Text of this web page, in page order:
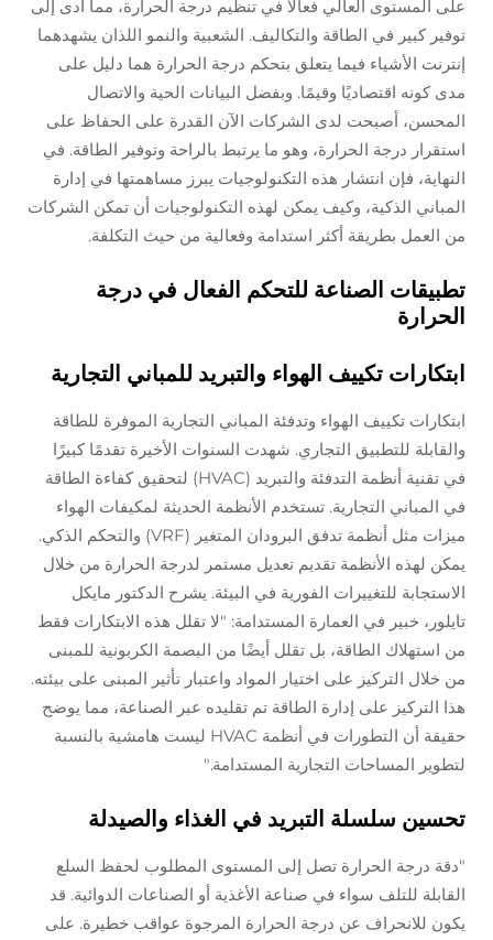
على المستوى العالي فعالًا في تنظيم درجة الحرارة، مما أدى إلى
توفير كبير في الطاقة والتكاليف. الشعبية والنمو اللذان يشهدهما
إنترنت الأشياء فيما يتعلق بتحكم درجة الحرارة هما دليل على
مدى كونه اقتصاديًا وقيمًا. وبفضل البيانات الحية والاتصال
المحسن، أصبحت لدى الشركات الآن القدرة على الحفاظ على
استقرار درجة الحرارة، وهو ما يرتبط بالراحة وتوفير الطاقة. في
النهاية، فإن انتشار هذه التكنولوجيات يبرز مساهمتها في إدارة
المباني الذكية، وكيف يمكن لهذه التكنولوجيات أن تمكن الشركات
من العمل بطريقة أكثر استدامة وفعالية من حيث التكلفة.
تطبيقات الصناعة للتحكم الفعال في درجة
الحرارة
ابتكارات تكييف الهواء والتبريد للمباني التجارية
ابتكارات تكييف الهواء وتدفئة المباني التجارية الموفرة للطاقة
والقابلة للتطبيق التجاري. شهدت السنوات الأخيرة تقدمًا كبيرًا
في تقنية أنظمة التدفئة والتبريد (HVAC) لتحقيق كفاءة الطاقة
في المباني التجارية. تستخدم الأنظمة الحديثة لمكيفات الهواء
ميزات مثل أنظمة تدفق البرودان المتغير (VRF) والتحكم الذكي.
يمكن لهذه الأنظمة تقديم تعديل مستمر لدرجة الحرارة من خلال
الاستجابة للتغييرات الفورية في البيئة. يشرح الدكتور مايكل
تايلور، خبير في العمارة المستدامة: "لا تقلل هذه الابتكارات فقط
من استهلاك الطاقة، بل تقلل أيضًا من البصمة الكربونية للمبنى
من خلال التركيز على اختيار المواد واعتبار تأثير المبنى على بيئته.
هذا التركيز على إدارة الطاقة تم تقليده عبر الصناعة، مما يوضح
حقيقة أن التطورات في أنظمة HVAC ليست هامشية بالنسبة
لتطوير المساحات التجارية المستدامة."
تحسين سلسلة التبريد في الغذاء والصيدلة
"دقة درجة الحرارة تصل إلى المستوى المطلوب لحفظ السلع
القابلة للتلف سواء في صناعة الأغذية أو الصناعات الدوائية. قد
يكون للانحراف عن درجة الحرارة المرجوة عواقب خطيرة. على